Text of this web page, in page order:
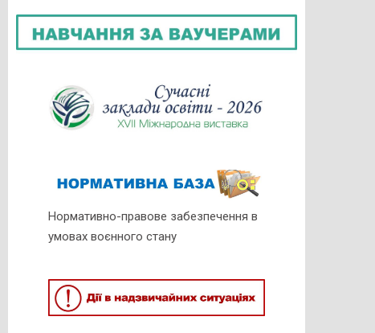
Нормативно-правове забезпечення в
умовах воєнного стану